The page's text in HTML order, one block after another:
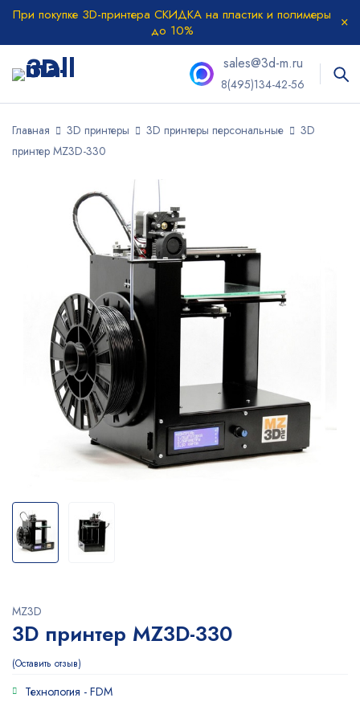
При покупке 3D-принтера СКИДКА на пластик и полимеры
до 10%
sales@3d-m.ru
8(495)134-42-56
Главная 3D принтеры 3D принтеры персональные
3D
принтер MZ3D-330
MZ3D
3D принтер MZ3D-330
Оставить отзыв
Технология - FDM